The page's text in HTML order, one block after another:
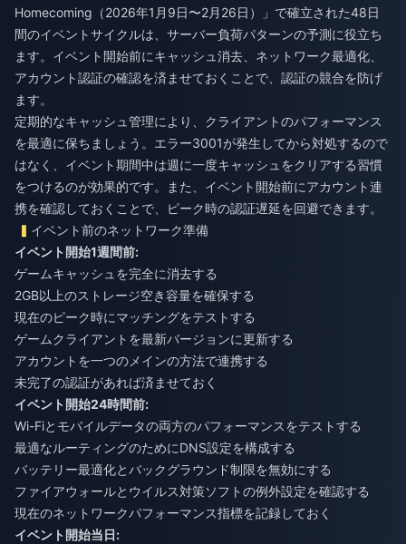
Homecoming（2026年1月9日〜2月26日）」で確立された48日
間のイベントサイクルは、サーバー負荷パターンの予測に役立ち
ます。イベント開始前にキャッシュ消去、ネットワーク最適化、
アカウント認証の確認を済ませておくことで、認証の競合を防げ
ます。
定期的なキャッシュ管理により、クライアントのパフォーマンス
を最適に保ちましょう。エラー3001が発生してから対処するので
はなく、イベント期間中は週に一度キャッシュをクリアする習慣
をつけるのが効果的です。また、イベント開始前にアカウント連
携を確認しておくことで、ピーク時の認証遅延を回避できます。
イベント前のネットワーク準備
イベント開始1週間前:
ゲームキャッシュを完全に消去する
2GB以上のストレージ空き容量を確保する
現在のピーク時にマッチングをテストする
ゲームクライアントを最新バージョンに更新する
アカウントを一つのメインの方法で連携する
未完了の認証があれば済ませておく
イベント開始24時間前:
Wi-Fiとモバイルデータの両方のパフォーマンスをテストする
最適なルーティングのためにDNS設定を構成する
バッテリー最適化とバックグラウンド制限を無効にする
ファイアウォールとウイルス対策ソフトの例外設定を確認する
現在のネットワークパフォーマンス指標を記録しておく
イベント開始当日: